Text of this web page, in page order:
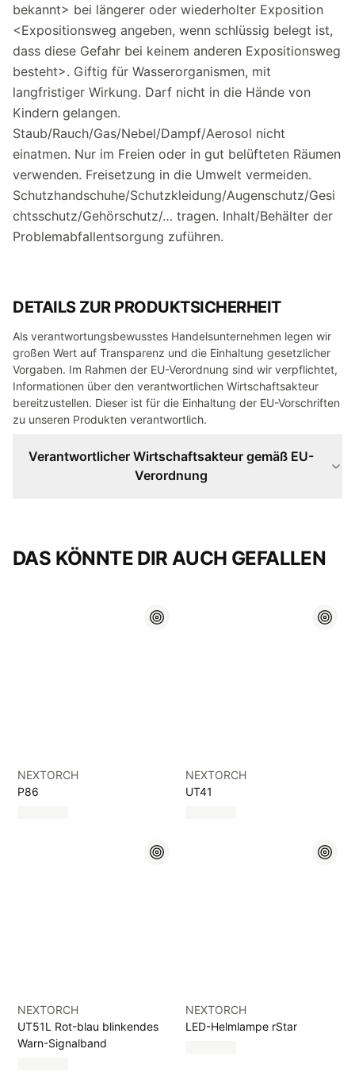
bekannt> bei längerer oder wiederholter Exposition
<Expositionsweg angeben, wenn schlüssig belegt ist,
dass diese Gefahr bei keinem anderen Expositionsweg
besteht>. Giftig für Wasserorganismen, mit
langfristiger Wirkung. Darf nicht in die Hände von
Kindern gelangen.
Staub/Rauch/Gas/Nebel/Dampf/Aerosol nicht
einatmen. Nur im Freien oder in gut belüfteten Räumen
verwenden. Freisetzung in die Umwelt vermeiden.
Schutzhandschuhe/Schutzkleidung/Augenschutz/Gesi
chtsschutz/Gehörschutz/… tragen. Inhalt/Behälter der
Problemabfallentsorgung zuführen.
DETAILS ZUR PRODUKTSICHERHEIT
Als verantwortungsbewusstes Handelsunternehmen legen wir
großen Wert auf Transparenz und die Einhaltung gesetzlicher
Vorgaben. Im Rahmen der EU-Verordnung sind wir verpflichtet,
Informationen über den verantwortlichen Wirtschaftsakteur
bereitzustellen. Dieser ist für die Einhaltung der EU-Vorschriften
zu unseren Produkten verantwortlich.
Verantwortlicher Wirtschaftsakteur gemäß EU-
Verordnung
DAS KÖNNTE DIR AUCH GEFALLEN
NEXTORCH
P86
NEXTORCH
UT41
NEXTORCH
UT51L Rot-blau blinkendes
Warn-Signalband
NEXTORCH
LED-Helmlampe rStar